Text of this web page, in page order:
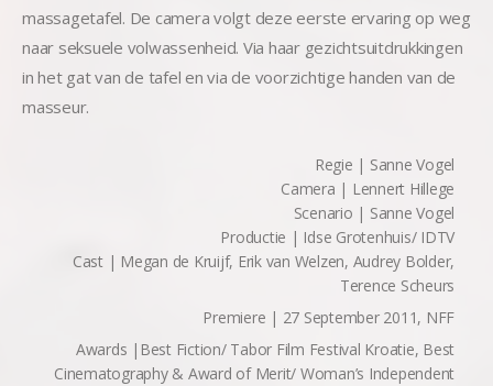
massagetafel. De camera volgt deze eerste ervaring op weg
naar seksuele volwassenheid. Via haar gezichtsuitdrukkingen
in het gat van de tafel en via de voorzichtige handen van de
masseur.
Regie | Sanne Vogel
Camera | Lennert Hillege
Scenario | Sanne Vogel
Productie | Idse Grotenhuis/ IDTV
Cast | Megan de Kruijf, Erik van Welzen, Audrey Bolder,
Terence Scheurs
Premiere | 27 September 2011, NFF
Awards |Best Fiction/ Tabor Film Festival Kroatie, Best
Cinematography & Award of Merit/ Woman’s Independent